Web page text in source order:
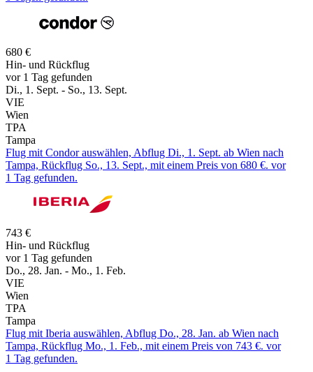
680 €
Hin- und Rückflug
vor 1 Tag gefunden
Di., 1. Sept. - So., 13. Sept.
VIE
Wien
TPA
Tampa
Flug mit Condor auswählen, Abflug Di., 1. Sept. ab Wien nach
Tampa, Rückflug So., 13. Sept., mit einem Preis von 680 €. vor
1 Tag gefunden.
743 €
Hin- und Rückflug
vor 1 Tag gefunden
Do., 28. Jan. - Mo., 1. Feb.
VIE
Wien
TPA
Tampa
Flug mit Iberia auswählen, Abflug Do., 28. Jan. ab Wien nach
Tampa, Rückflug Mo., 1. Feb., mit einem Preis von 743 €. vor
1 Tag gefunden.